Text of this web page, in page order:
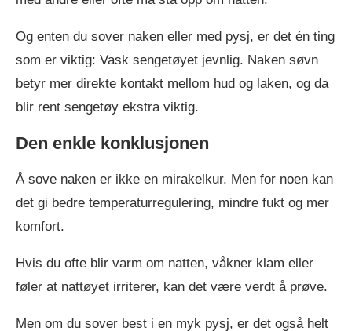
Og enten du sover naken eller med pysj, er det én ting
som er viktig: Vask sengetøyet jevnlig. Naken søvn
betyr mer direkte kontakt mellom hud og laken, og da
blir rent sengetøy ekstra viktig.
Den enkle konklusjonen
Å sove naken er ikke en mirakelkur. Men for noen kan
det gi bedre temperaturregulering, mindre fukt og mer
komfort.
Hvis du ofte blir varm om natten, våkner klam eller
føler at nattøyet irriterer, kan det være verdt å prøve.
Men om du sover best i en myk pysj, er det også helt